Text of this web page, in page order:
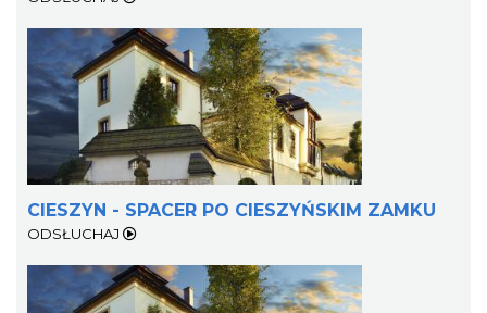
Cieszyn
0.42 km
CIESZYN - SPACER PO CIESZYŃSKIM ZAMKU
ODSŁUCHAJ